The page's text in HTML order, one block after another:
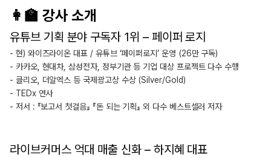
👩‍🏫 강사 소개
유튜브 기획 분야 구독자 1위 – 페이퍼 로지
- 현) 와이즈라이온 대표 / 유튜브 ‘페이퍼로지’ 운영 (26만 구독)
- 카카오, 현대차, 삼성전자, 정부기관 등 기업 대상 프로젝트 다수 수행
- 클리오, 더알엑스 등 국제광고상 수상 (Silver/Gold)
- TEDx 연사
- 저서 : 『보고서 첫걸음』 『돈 되는 기획』 외 다수 베스트셀러 저자
라이브커머스 억대 매출 신화 – 하지혜 대표